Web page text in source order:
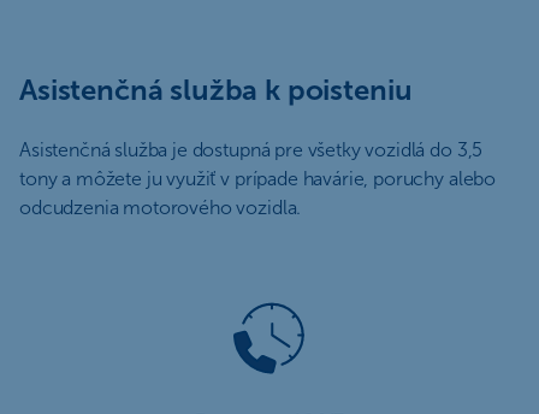
Asistenčná služba k poisteniu
Asistenčná služba je dostupná pre všetky vozidlá do 3,5
tony a môžete ju využiť v prípade havárie, poruchy alebo
odcudzenia motorového vozidla.